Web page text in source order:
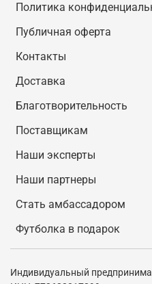
Политика
Публичная оферта
Контакты
Доставка
Благотворительность
Поставщикам
Наши эксперты
Наши партнеры
Стать амбассадором
Футболка в подарок
Индивидуальный